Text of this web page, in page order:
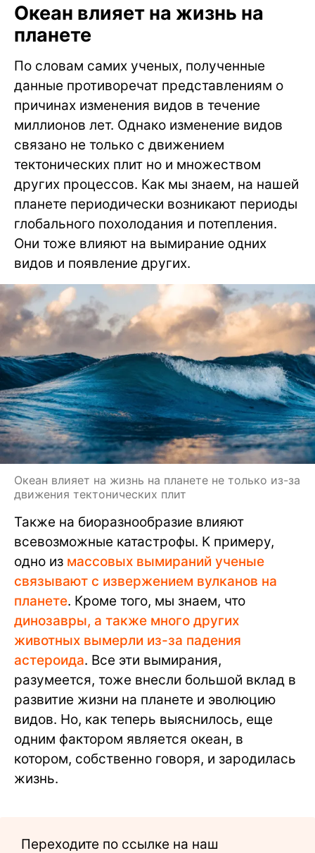
Океан влияет на жизнь на
планете
По словам самих ученых, полученные
данные противоречат представлениям о
причинах изменения видов в течение
миллионов лет. Однако изменение видов
связано не только с движением
тектонических плит но и множеством
других процессов. Как мы знаем, на нашей
планете периодически возникают периоды
глобального похолодания и потепления.
Они тоже влияют на вымирание одних
видов и появление других.
Океан влияет на жизнь на планете не только из-за
движения тектонических плит
Также на биоразнообразие влияют
всевозможные катастрофы. К примеру,
одно из массовых вымираний ученые
связывают с извержением вулканов на
планете. Кроме того, мы знаем, что
динозавры, а также много других
животных вымерли из-за падения
астероида. Все эти вымирания,
разумеется, тоже внесли большой вклад в
развитие жизни на планете и эволюцию
видов. Но, как теперь выяснилось, еще
одним фактором является океан, в
котором, собственно говоря, и зародилась
жизнь.
Переходите по ссылке на наш